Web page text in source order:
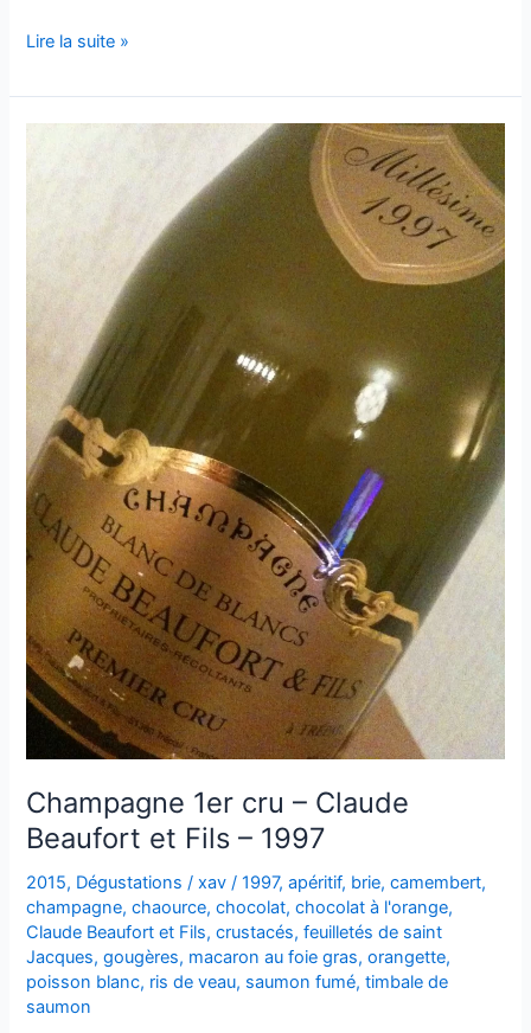
Champagne
cru
–
2002
Lire la suite »
Champagne 1er cru – Claude
Beaufort et Fils – 1997
2015, Dégustations /xav/1997,apéritif, brie,camembert,
champagne,chaource,chocolat,chocolat à l'orange,
Claude Beaufort et Fils,crustacés,feuilletés de saint
Jacques,gougères, macaron au foie gras,orangette,
poisson blanc, ris de veau, saumon fumé,timbale de
saumon